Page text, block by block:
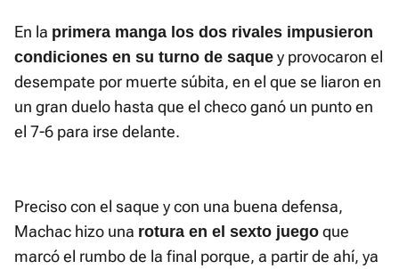
En la primera manga los dos rivales impusieron
condiciones en su turno de saque y provocaron el
desempate por muerte súbita, en el que se liaron en
un gran duelo hasta que el checo ganó un punto en
el 7-6 para irse delante.
Preciso con el saque y con una buena defensa,
Machac hizo una rotura en el sexto juego que
marcó el rumbo de la final porque, a partir de ahí, ya